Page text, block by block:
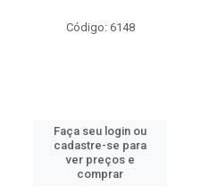
Código: 6148
Faça seu login ou
cadastre-se para
ver preços e
comprar